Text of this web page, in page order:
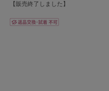
【販売終了しました】